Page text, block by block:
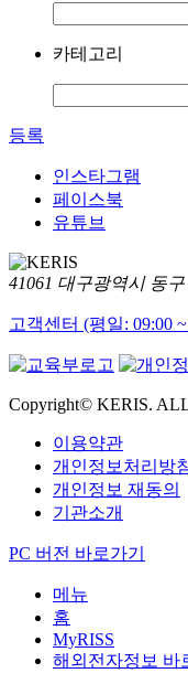
카테고리
등록
인스타그램
페이스북
유튜브
41061 대구광역시 동
고객센터 (평일: 09:00
Copyright© KERIS.
이용약관
개인정보처리방
개인정보 재동의
기관소개
PC 버전 바로가기
메뉴
홈
MyRISS
해외전자정보 바